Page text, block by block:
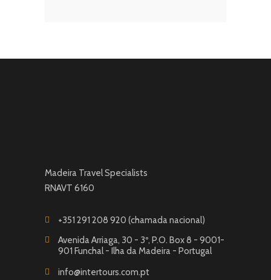
Madeira Travel Specialists
RNAVT 6160
+351 291 208 920 (chamada nacional)
Avenida Arriaga, 30 - 3º, P.O. Box 8 - 9001-
901 Funchal - Ilha da Madeira - Portugal
info@intertours.com.pt